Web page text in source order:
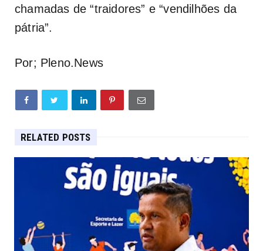
chamadas de “traidores” e “vendilhões da
pátria”.
Por; Pleno.News
RELATED POSTS